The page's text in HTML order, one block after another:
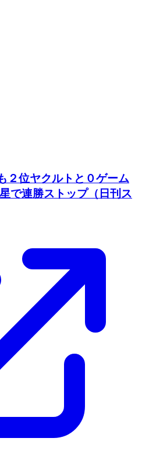
２位ヤクルトと０ゲーム
で連勝ストップ（日刊ス